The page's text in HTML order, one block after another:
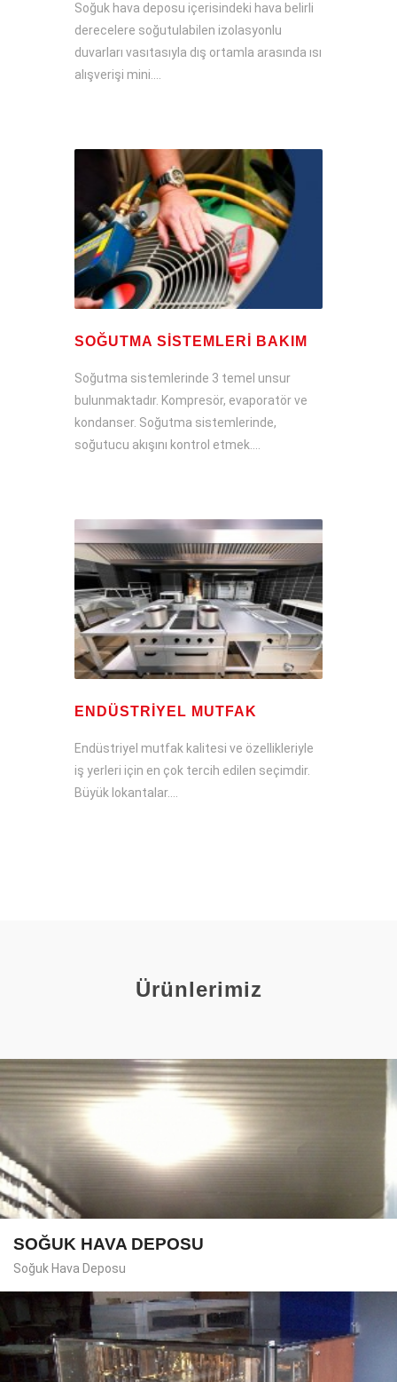
Soğuk hava deposu içerisindeki hava belirli
derecelere soğutulabilen izolasyonlu
duvarları vasıtasıyla dış ortamla arasında ısı
alışverişi mini....
SOĞUTMA SISTEMLERI BAKIM
Soğutma sistemlerinde 3 temel unsur
bulunmaktadır. Kompresör, evaporatör ve
kondanser. Soğutma sistemlerinde,
soğutucu akışını kontrol etmek....
ENDÜSTRIYEL MUTFAK
Endüstriyel mutfak kalitesi ve özellikleriyle
iş yerleri için en çok tercih edilen seçimdir.
Büyük lokantalar....
Ürünlerimiz
SOĞUK HAVA DEPOSU
Soğuk Hava Deposu